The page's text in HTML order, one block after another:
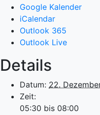
Google Kalender
iCalendar
Outlook 365
Outlook Live
Details
Datum: 22.
Zeit:
05:30 bis 08:00